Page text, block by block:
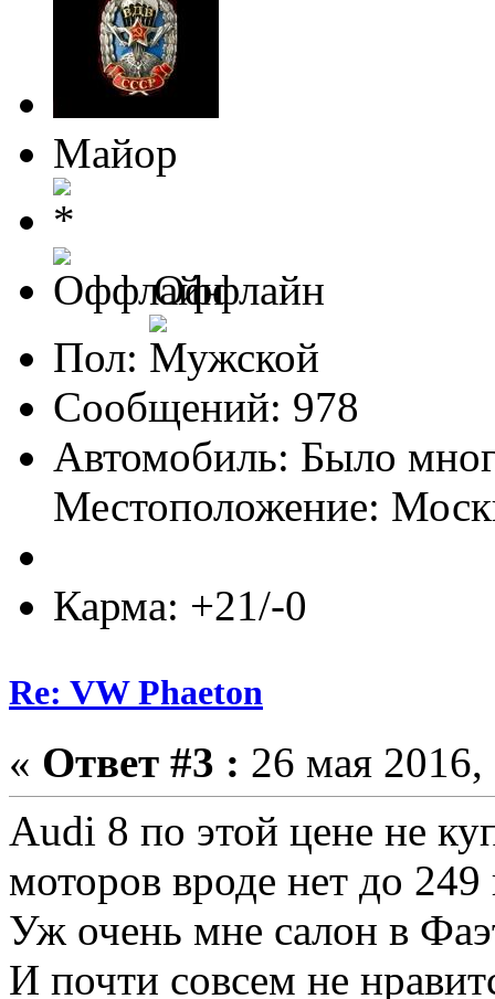
Майор
Оффлайн
Пол:
Сообщений: 978
Автомобиль: Было
Местоположение:
Карма: +21/-0
Re: VW Phaeton
« Ответ #3 : 26 мая
Audi 8 по этой цене не
моторов вроде нет до
Уж очень мне салон в
И почти совсем не